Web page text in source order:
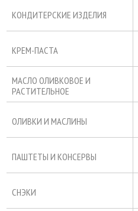
КОНДИТЕРСКИЕ ИЗДЕЛИЯ
КРЕМ-ПАСТА
МАСЛО ОЛИВКОВОЕ И
РАСТИТЕЛЬНОЕ
ОЛИВКИ И МАСЛИНЫ
ПАШТЕТЫ И КОНСЕРВЫ
СНЭКИ